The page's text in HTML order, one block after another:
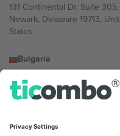
131 Continental Dr, Suite 305,
Newark, Delaware 19713,
States
Bulgaria
Totleben 53-55, 1606 Sofia,
Bulgaria
Mexico